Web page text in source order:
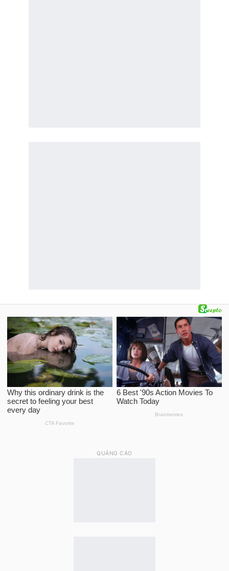
QUẢNG CÁO